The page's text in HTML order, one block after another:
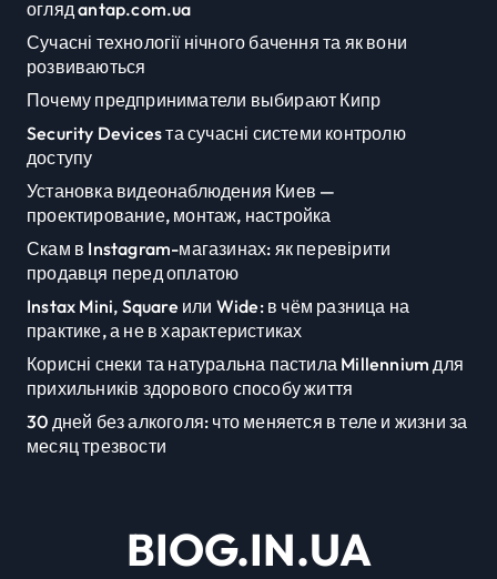
огляд antap.com.ua
Сучасні технології нічного бачення та як вони
розвиваються
Почему предприниматели выбирают Кипр
Security Devices та сучасні системи контролю
доступу
Установка видеонаблюдения Киев —
проектирование, монтаж, настройка
Скам в Instagram-магазинах: як перевірити
продавця перед оплатою
Instax Mini, Square или Wide: в чём разница на
практике, а не в характеристиках
Корисні снеки та натуральна пастила Millennium для
прихильників здорового способу життя
30 дней без алкоголя: что меняется в теле и жизни за
месяц трезвости
BIOG.IN.UA